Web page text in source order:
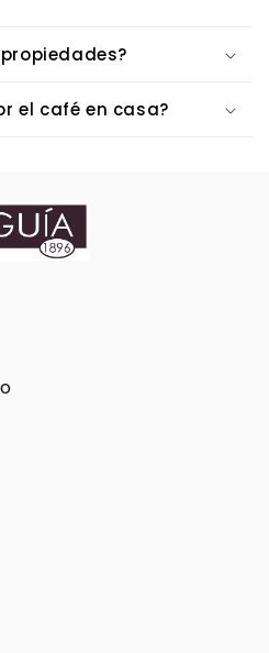
el café en casa?